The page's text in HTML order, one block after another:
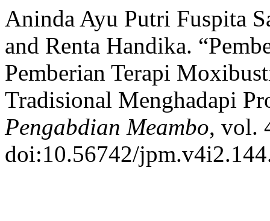
Aninda Ayu Putri Fuspita
and Renta Handika.
Pemberian Terapi
Tradisional Menghadapi
Pengabdian Meambo, vol.
doi:10.56742/